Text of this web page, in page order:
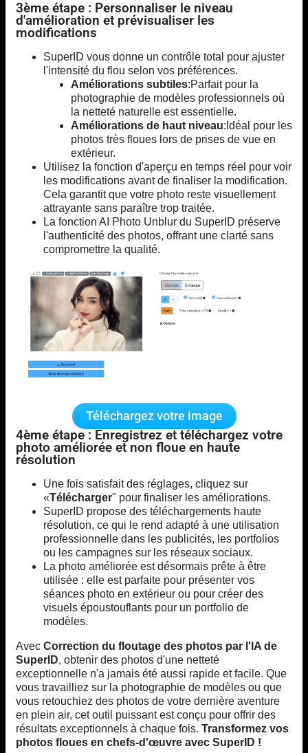
3ème étape : Personnaliser le niveau
d'amélioration et prévisualiser les
modifications
SuperID vous donne un contrôle total pour ajuster
l'intensité du flou selon vos préférences.
Améliorations subtiles:Parfait pour la
photographie de modèles professionnels où
la netteté naturelle est essentielle.
Améliorations de haut niveau:Idéal pour les
photos très floues lors de prises de vue en
extérieur.
Utilisez la fonction d'aperçu en temps réel pour voir
les modifications avant de finaliser la modification.
Cela garantit que votre photo reste visuellement
attrayante sans paraître trop traitée.
La fonction AI Photo Unblur du SuperID préserve
l'authenticité des photos, offrant une clarté sans
compromettre la qualité.
Téléchargez votre image
4ème étape : Enregistrez et téléchargez votre
photo améliorée et non floue en haute
résolution
Une fois satisfait des réglages, cliquez sur
«Télécharger" pour finaliser les améliorations.
SuperID propose des téléchargements haute
résolution, ce qui le rend adapté à une utilisation
professionnelle dans les publicités, les portfolios
ou les campagnes sur les réseaux sociaux.
La photo améliorée est désormais prête à être
utilisée : elle est parfaite pour présenter vos
séances photo en extérieur ou pour créer des
visuels époustouflants pour un portfolio de
modèles.
Avec Correction du floutage des photos par l'IA de
SuperID, obtenir des photos d'une netteté
exceptionnelle n'a jamais été aussi rapide et facile. Que
vous travailliez sur la photographie de modèles ou que
vous retouchiez des photos de votre dernière aventure
en plein air, cet outil puissant est conçu pour offrir des
résultats exceptionnels à chaque fois. Transformez vos
photos floues en chefs-d'œuvre avec SuperID !